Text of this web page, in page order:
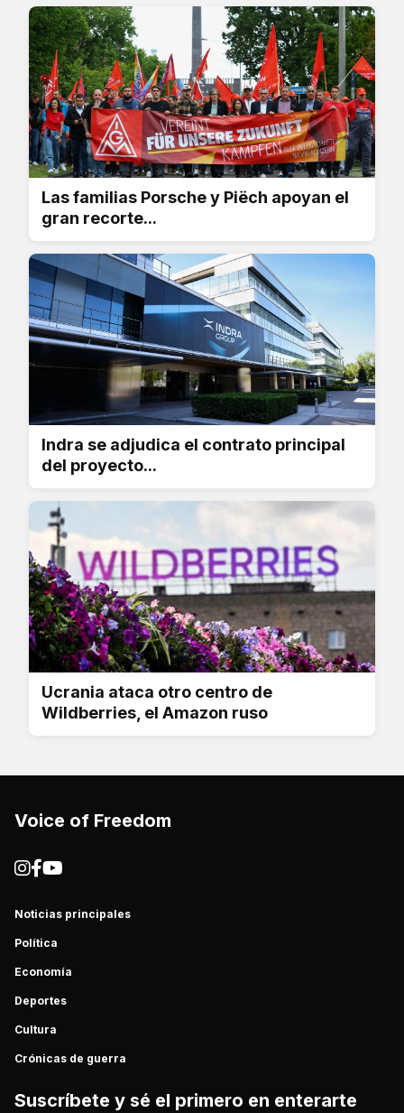
Las familias Porsche y Piëch apoyan el
gran recorte...
Indra se adjudica el contrato principal
del proyecto...
Ucrania ataca otro centro de
Wildberries, el Amazon ruso
Voice of Freedom
Noticias principales
Política
Economía
Deportes
Cultura
Crónicas de guerra
Suscríbete y sé el primero en enterarte